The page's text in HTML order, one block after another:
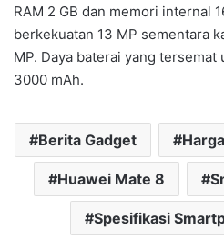
RAM 2 GB dan memori internal
berkekuatan 13 MP sementara
MP. Daya baterai yang
3000 mAh.
Berita Gadget
Huawei Mate 8
Spesifikasi